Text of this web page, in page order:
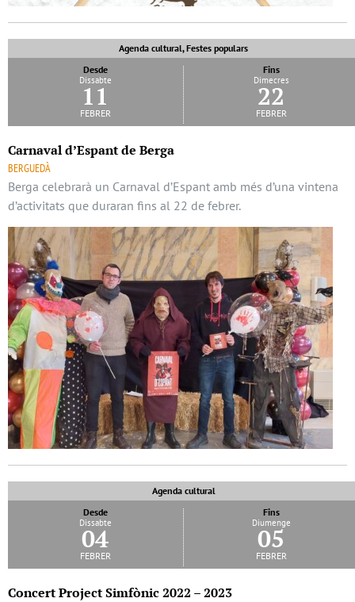
Agenda cultural, Festes populars
Desde
Dissabte
11
febrer
Fins
Dimecres
22
febrer
Carnaval d’Espant de Berga
BERGUEDÀ
Berga celebrarà un Carnaval d’Espant amb més d’una vintena
d’activitats que duraran fins al 22 de febrer.
Agenda cultural
Desde
Dissabte
04
febrer
Fins
Diumenge
05
febrer
Concert Project Simfònic 2022 – 2023